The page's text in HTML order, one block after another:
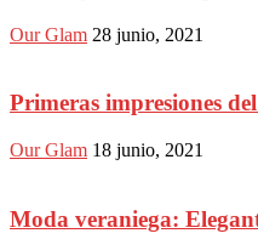
Our Glam 28 junio, 2021
Primeras impresiones
Our Glam 18 junio, 2021
Moda veraniega: